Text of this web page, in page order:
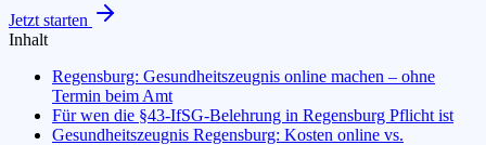
Jetzt starten
Inhalt
Regensburg: Gesundheitszeugnis online machen – ohne
Termin beim Amt
Für wen die §43-IfSG-Belehrung in Regensburg Pflicht ist
Gesundheitszeugnis Regensburg: Kosten online vs.